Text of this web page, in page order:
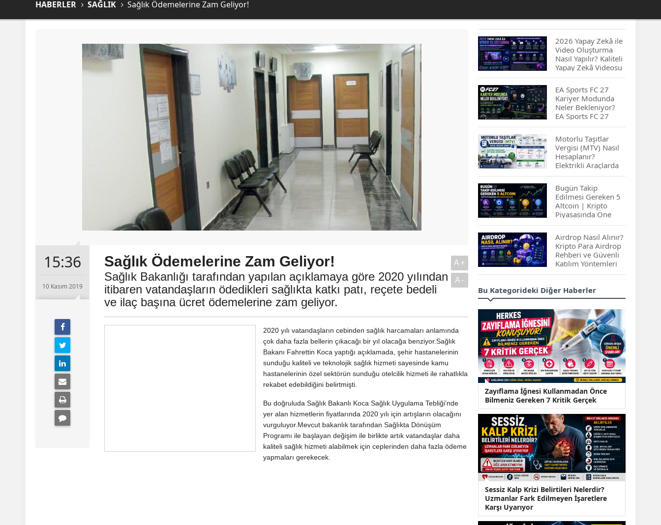
HABERLER SAĞLIK Sağlık Ödemelerine Zam Geliyor!
15:36
10 Kasım 2019
Sağlık Ödemelerine Zam Geliyor!
Sağlık Bakanlığı tarafından yapılan açıklamaya göre 2020 yılından
itibaren vatandaşların ödedikleri sağlıkta katkı patı, reçete bedeli
ve ilaç başına ücret ödemelerine zam geliyor.
A+
A-
2020 yılı vatandaşların cebinden sağlık harcamaları anlamında
çok daha fazla bellerin çıkacağı bir yıl olacağa benziyor.Sağlık
Bakanı Fahrettin Koca yaptığı açıklamada, şehir hastanelerinin
sunduğu kaliteli ve teknolojik sağlık hizmeti sayesinde kamu
hastanelerinin özel sektörün sunduğu otelcilik hizmeti ile rahatlıkla
rekabet edebildiğini belirtmişti.
Bu doğruluda Sağlık Bakanlı Koca Sağlık Uygulama Tebliği’nde
yer alan hizmetlerin fiyatlarında 2020 yılı için artışların olacağını
vurguluyor.Mevcut bakanlık tarafından Sağlıkta Dönüşüm
Programı ile başlayan değişim ile birlikte artık vatandaşlar daha
kaliteli sağlık hizmeti alabilmek için ceplerinden daha fazla ödeme
yapmaları gerekecek.
2026 Yapay Zekâ ile
Video Oluşturma
Nasıl Yapılır? Kaliteli
Yapay Zekâ Videosu
Hazırlamanın
İpuçları...
EA Sports FC 27
Kariyer Modunda
Neler Bekleniyor?
EA Sports FC 27
Kariyer Modu
Yenilikleri…
Motorlu Taşıtlar
Vergisi (MTV) Nasıl
Hesaplanır?
Elektrikli Araçlarda
MTV Nasıl
Hesaplanır? MTV
Borcu Nasıl
Sorgulanır?
Bugün Takip
Edilmesi Gereken 5
Altcoin | Kripto
Piyasasında Öne
Çıkan Projeler
Airdrop Nasıl Alınır?
Kripto Para Airdrop
Rehberi ve Güvenli
Katılım Yöntemleri
Spot ve Vadeli İşlem
Arasındaki Farklar |
İçin Daha Uygun?
ABD-İran Anlaşması
Sonrası Altın Rekora
Koştu, Petrol
Fiyatları Sert Düştü
Temmuz 2026 Maaş
Zammı Netleşiyor!
Memur, Emekli ve
Sosyal Yardımlarda
Yeni Oranlar
KOSGEB’den
KOBİ’lere Dev
Finansman Hamlesi:
36 Ay Vadeli 30
Milyon TL Destek
Emekli Maaşlarında
Temmuz Hesabı:
Zam Oranı ve Taban
Senaryolar
Bu Kategorideki Diğer Haberler
Zayıflama İğnesi Kullanmadan Önce
Bilmeniz Gereken 7 Kritik Gerçek
Sessiz Kalp Krizi Belirtileri Nelerdir?
Uzmanlar Fark Edilmeyen İşaretlere
Karşı Uyarıyor